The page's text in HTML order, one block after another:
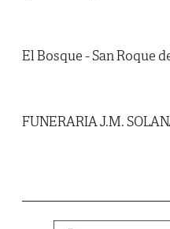
El Bosque - San Roque
FUNERARIA J.M.